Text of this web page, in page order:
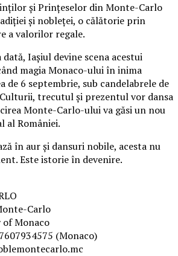
și Prințeselor din Monte-Carlo
și nobleței, o călătorie prin
a valorilor regale.
Iașiul devine scena acestui
magia Monaco-ului în inima
de 6 septembrie, sub candelabrele de
trecutul și prezentul vor dansa
Monte-Carlo-ului va găsi un nou
al României.
în aur și dansuri nobile, acesta nu
Este istorie în devenire.
Carlo
Monaco
(Monaco)